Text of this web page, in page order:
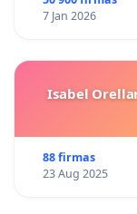
7 Jan 2026
Isabel
88 firmas
23 Aug 2025